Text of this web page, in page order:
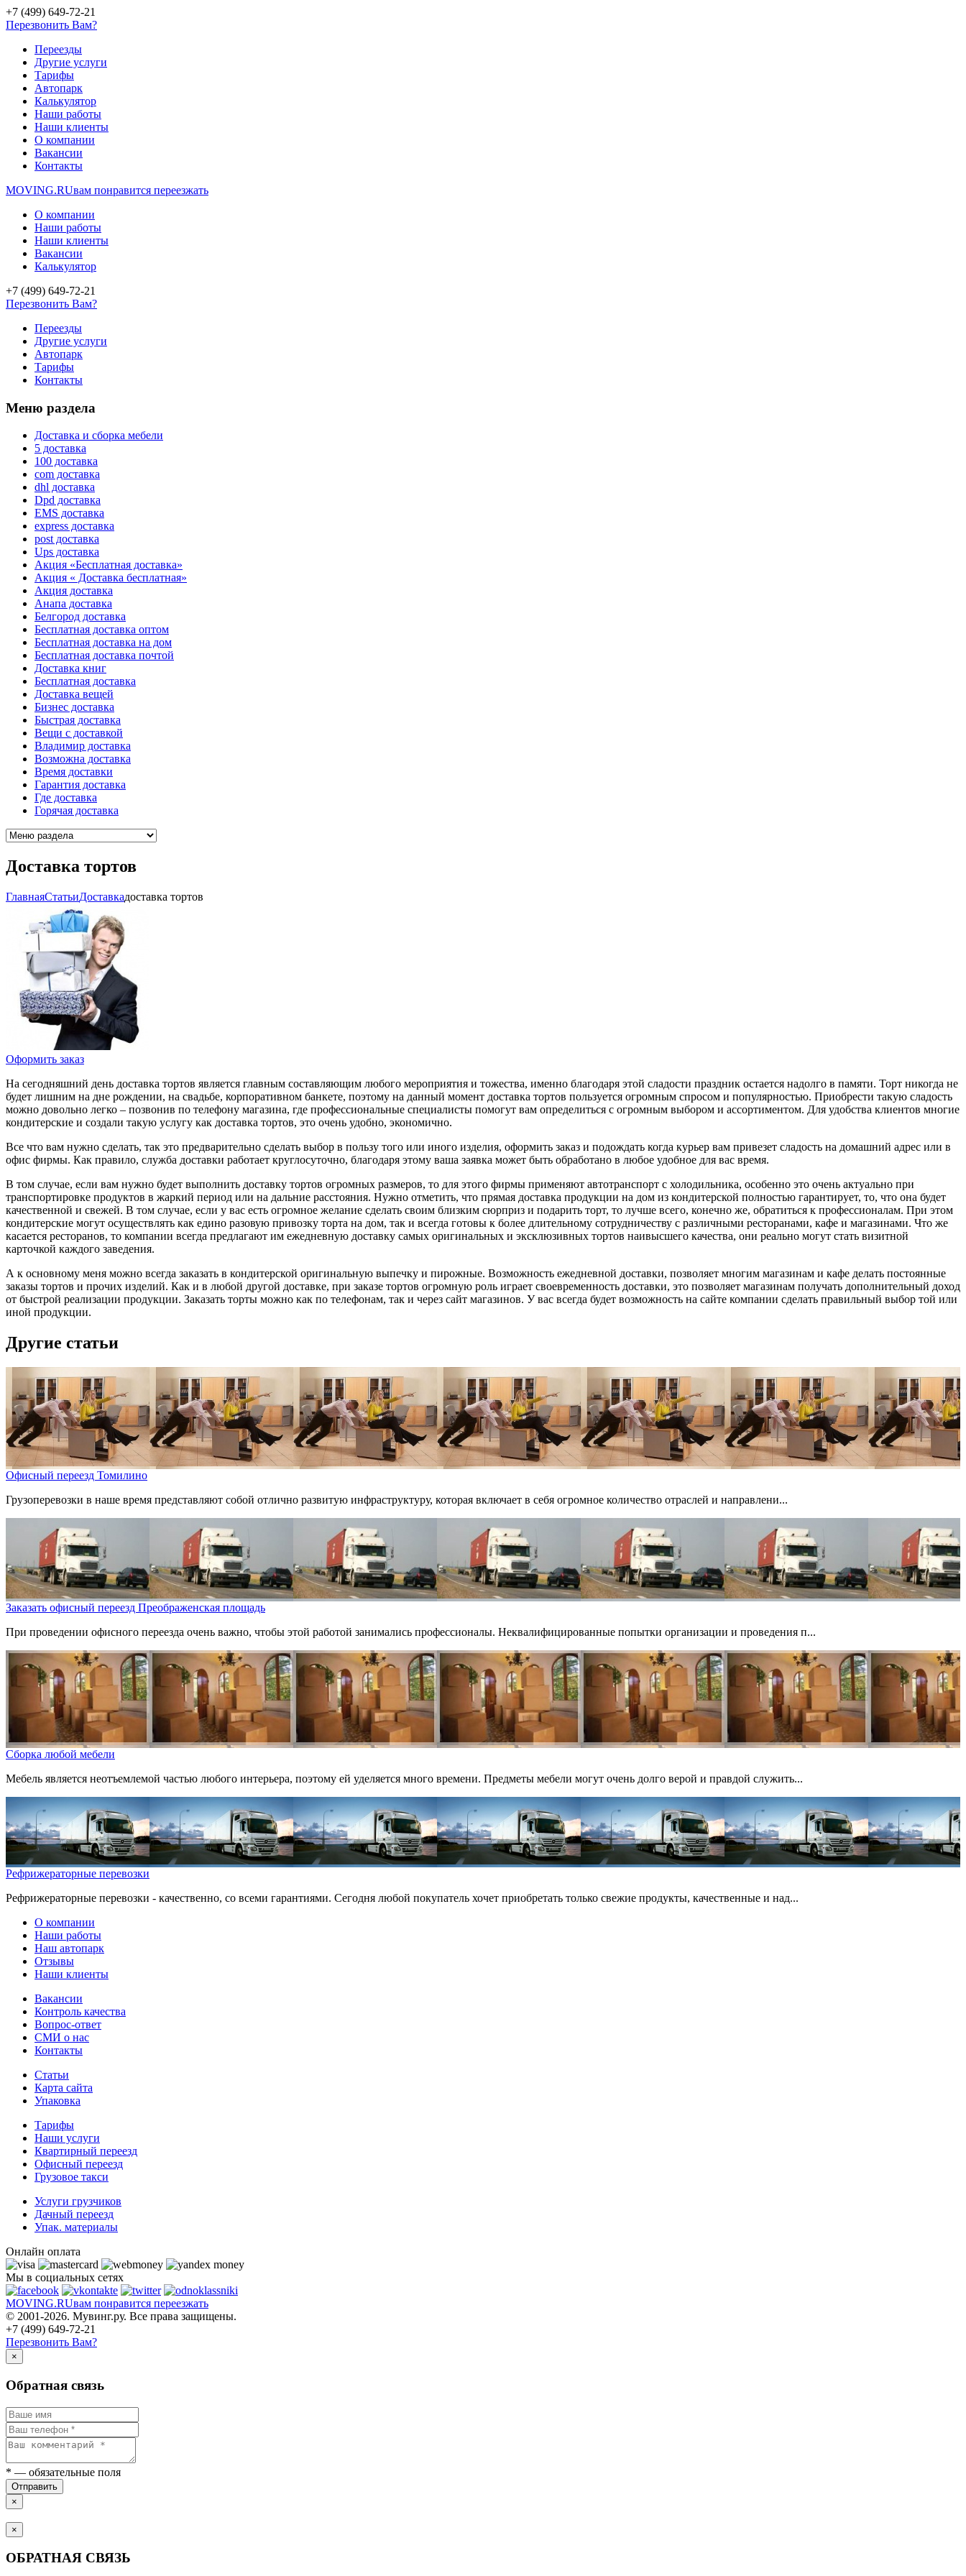
+7 (499) 649-72-21
Перезвонить Вам?
Переезды
Другие услуги
Тарифы
Автопарк
Калькулятор
Наши работы
Наши клиенты
О компании
Вакансии
Контакты
MOVING.RUвам понравится переезжать
О компании
Наши работы
Наши клиенты
Вакансии
Калькулятор
+7 (499) 649-72-21
Перезвонить Вам?
Переезды
Другие услуги
Автопарк
Тарифы
Контакты
Меню раздела
Доставка и сборка мебели
5 доставка
100 доставка
com доставка
dhl доставка
Dpd доставка
EMS доставка
express доставка
post доставка
Ups доставка
Акция «Бесплатная доставка»
Акция « Доставка бесплатная»
Акция доставка
Анапа доставка
Белгород доставка
Бесплатная доставка оптом
Бесплатная доставка на дом
Бесплатная доставка почтой
Доставка книг
Бесплатная доставка
Доставка вещей
Бизнес доставка
Быстрая доставка
Вещи с доставкой
Владимир доставка
Возможна доставка
Время доставки
Гарантия доставка
Где доставка
Горячая доставка
Доставка тортов
ГлавнаяCтатьиДоставкадоставка тортов
Оформить заказ
На сегодняшний день доставка тортов является главным составляющим любого мероприятия и тожества, именно благодаря этой сладости праздник остается надолго в памяти. Торт никогда не
будет лишним на дне рождении, на свадьбе, корпоративном банкете, поэтому на данный момент доставка тортов пользуется огромным спросом и популярностью. Приобрести такую сладость
можно довольно легко – позвонив по телефону магазина, где профессиональные специалисты помогут вам определиться с огромным выбором и ассортиментом. Для удобства клиентов многие
кондитерские и создали такую услугу как доставка тортов, это очень удобно, экономично.
Все что вам нужно сделать, так это предварительно сделать выбор в пользу того или иного изделия, оформить заказ и подождать когда курьер вам привезет сладость на домашний адрес или в
офис фирмы. Как правило, служба доставки работает круглосуточно, благодаря этому ваша заявка может быть обработано в любое удобное для вас время.
В том случае, если вам нужно будет выполнить доставку тортов огромных размеров, то для этого фирмы применяют автотранспорт с холодильника, особенно это очень актуально при
транспортировке продуктов в жаркий период или на дальние расстояния. Нужно отметить, что прямая доставка продукции на дом из кондитерской полностью гарантирует, то, что она будет
качественной и свежей. В том случае, если у вас есть огромное желание сделать своим близким сюрприз и подарить торт, то лучше всего, конечно же, обратиться к профессионалам. При этом
кондитерские могут осуществлять как едино разовую привозку торта на дом, так и всегда готовы к более длительному сотрудничеству с различными ресторанами, кафе и магазинами. Что же
касается ресторанов, то компании всегда предлагают им ежедневную доставку самых оригинальных и эксклюзивных тортов наивысшего качества, они реально могут стать визитной
карточкой каждого заведения.
А к основному меня можно всегда заказать в кондитерской оригинальную выпечку и пирожные. Возможность ежедневной доставки, позволяет многим магазинам и кафе делать постоянные
заказы тортов и прочих изделий. Как и в любой другой доставке, при заказе тортов огромную роль играет своевременность доставки, это позволяет магазинам получать дополнительный доход
от быстрой реализации продукции. Заказать торты можно как по телефонам, так и через сайт магазинов. У вас всегда будет возможность на сайте компании сделать правильный выбор той или
иной продукции.
Другие статьи
Офисный переезд Томилино
Грузоперевозки в наше время представляют собой отлично развитую инфраструктуру, которая включает в себя огромное количество отраслей и направлени...
Заказать офисный переезд Преображенская площадь
При проведении офисного переезда очень важно, чтобы этой работой занимались профессионалы. Неквалифицированные попытки организации и проведения п...
Сборка любой мебели
Мебель является неотъемлемой частью любого интерьера, поэтому ей уделяется много времени. Предметы мебели могут очень долго верой и правдой служить...
Рефрижераторные перевозки
Рефрижераторные перевозки - качественно, со всеми гарантиями. Сегодня любой покупатель хочет приобретать только свежие продукты, качественные и над...
О компании
Наши работы
Наш автопарк
Отзывы
Наши клиенты
Вакансии
Контроль качества
Вопрос-ответ
СМИ о нас
Контакты
Статьи
Карта сайта
Упаковка
Тарифы
Наши услуги
Квартирный переезд
Офисный переезд
Грузовое такси
Услуги грузчиков
Дачный переезд
Упак. материалы
Онлайн оплата
Мы в социальных сетях
MOVING.RUвам понравится переезжать
© 2001-2026. Мувинг.ру. Все права защищены.
+7 (499) 649-72-21
Перезвонить Вам?
×
Обратная связь
* — обязательные поля
Отправить
×
×
ОБРАТНАЯ СВЯЗЬ